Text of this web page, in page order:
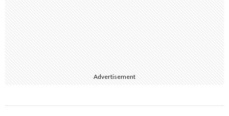
Advertisement